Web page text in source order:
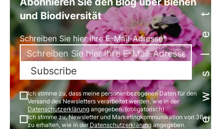
und Biodiversität
Schreiben Sie hier Ihre E-Mail-Adresse*
Subscribe
Ich stimme zu, dass meine personenbezogenen Daten für den
Versand des Newsletters verarbeitet werden, wie in der
Datenschutzerklärung angegeben. (obligatorisch)
Ich stimme zu, Newsletter und Marketingkommunikation von 3Bee
zu erhalten, wie in derDatenschutzerklärungangegeben.